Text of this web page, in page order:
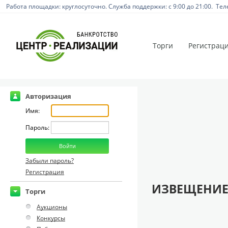
Работа площадки: круглосуточно. Служба поддержки: с 9:00 до 21:00.
Торги
Авторизация
Имя:
Пароль:
Забыли пароль?
Регистрация
Торги
Аукционы
Конкурсы